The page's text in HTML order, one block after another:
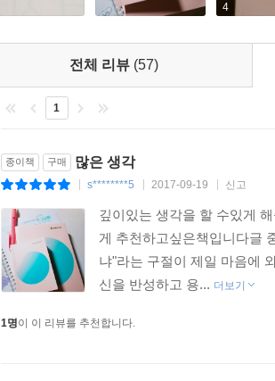
4
전체 리뷰 (57)
1
종이책 구매 많은 생각
s********5 2017-09-19 신고
깊이있는 생각을 할 수있게
게 추천하고싶은책입니다글
냐"라는 구절이 제일 마음에
신을 반성하고 용... 더보기
1명이 이 리뷰를 추천합니다.